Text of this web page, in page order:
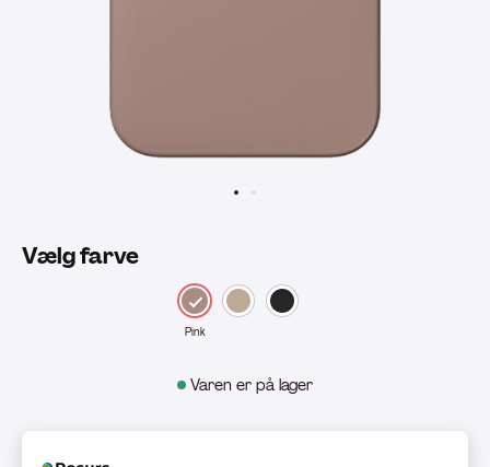
Varen er på lager
Vælg farve
Pink